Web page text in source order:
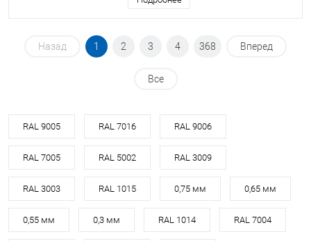
Назад 1 2 3 4 368 Вперед
Все
RAL 9005 RAL 7016 RAL 9006
RAL 7005 RAL 5002 RAL 3009
RAL 3003 RAL 1015 0,75 мм 0,65 мм
0,55 мм 0,3 мм RAL 1014 RAL 7004